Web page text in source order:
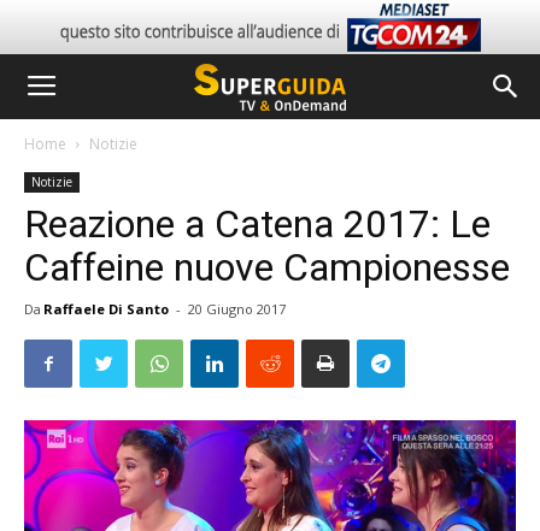
Home Notizie
Notizie
Reazione a Catena 2017: Le
Caffeine nuove Campionesse
Da Raffaele Di Santo - 20 Giugno 2017